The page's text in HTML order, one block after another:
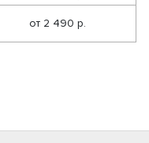
от 2 490 р.